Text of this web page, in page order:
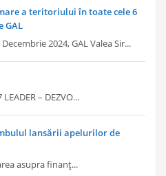
a teritoriului în toate cele 6
GAL
2024, GAL Valea Sir...
– DEZVO...
lansării apelurilor de
asupra finanț...